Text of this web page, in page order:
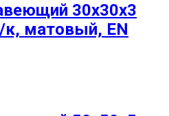
30х30х3
к, матовый, EN